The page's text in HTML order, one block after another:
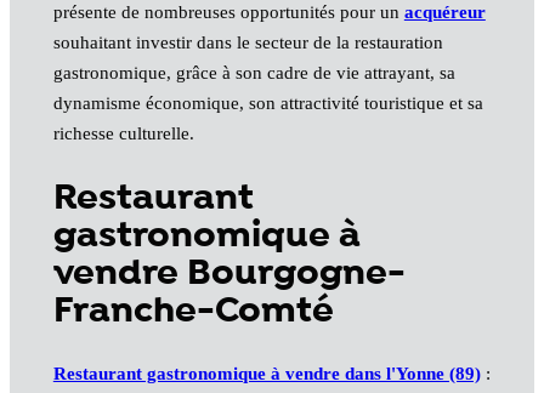
présente de nombreuses opportunités pour un acquéreur
souhaitant investir dans le secteur de la restauration
gastronomique, grâce à son cadre de vie attrayant, sa
dynamisme économique, son attractivité touristique et sa
richesse culturelle.
Restaurant
gastronomique à
vendre Bourgogne-
Franche-Comté
Restaurant gastronomique à vendre dans l'Yonne (89):